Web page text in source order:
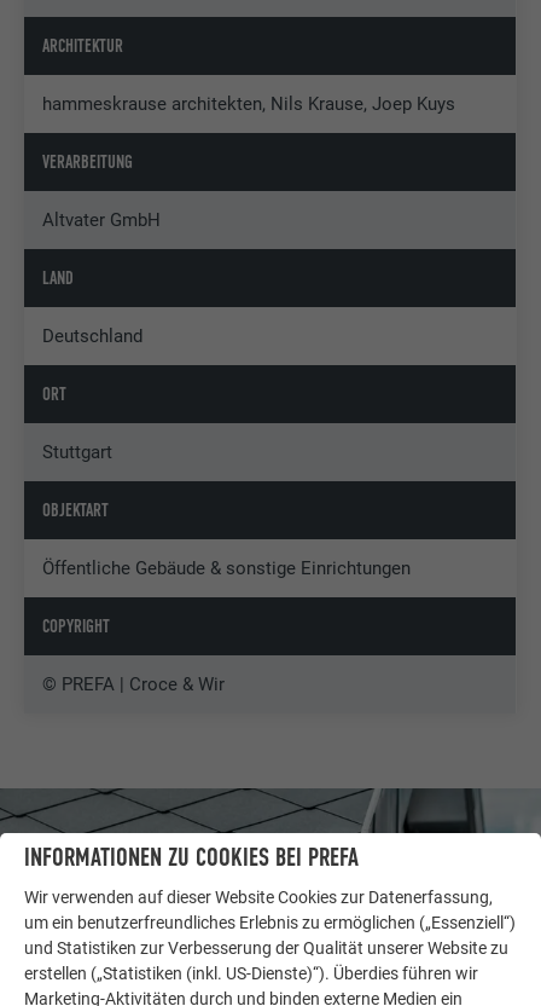
ARCHITEKTUR
hammeskrause architekten, Nils Krause, Joep Kuys
VERARBEITUNG
Altvater GmbH
LAND
Deutschland
ORT
Stuttgart
OBJEKTART
Öffentliche Gebäude & sonstige Einrichtungen
COPYRIGHT
© PREFA | Croce & Wir
INFORMATIONEN ZU COOKIES BEI PREFA
Wir verwenden auf dieser Website Cookies zur Datenerfassung,
um ein benutzerfreundliches Erlebnis zu ermöglichen („Essenziell“)
und Statistiken zur Verbesserung der Qualität unserer Website zu
erstellen („Statistiken (inkl. US-Dienste)“). Überdies führen wir
Marketing-Aktivitäten durch und binden externe Medien ein